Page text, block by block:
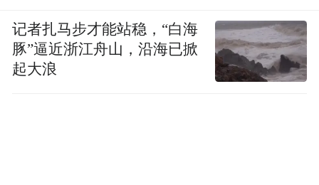
记者扎马步才能站稳，“白海
豚”逼近浙江舟山，沿海已掀
起大浪